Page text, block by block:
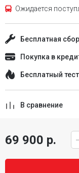
Ожидается
Бесплатная
Покупка в
Бесплатный
В сравнение
69 900 р.